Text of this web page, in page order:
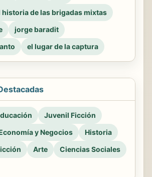
historia de las brigadas mixtas
jorge baradit
el lugar de la captura
Juvenil Ficción
y Negocios
Historia
Arte
Ciencias Sociales